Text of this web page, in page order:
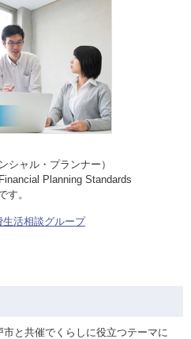
ャル・プランナー）
Planning Standards
す。
活相談グループ
と共催でくらしに役立つテーマに